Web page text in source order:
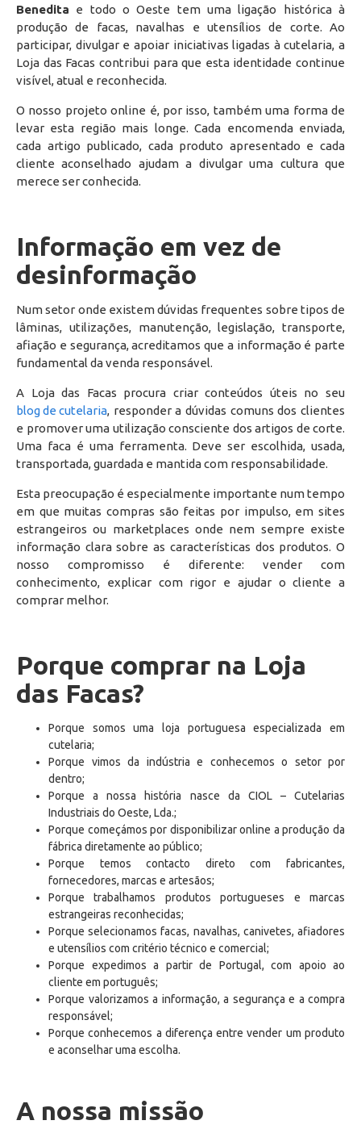
Benedita e todo o Oeste tem uma ligação histórica à
produção de facas, navalhas e utensílios de corte. Ao
participar, divulgar e apoiar iniciativas ligadas à cutelaria, a
Loja das Facas contribui para que esta identidade continue
visível, atual e reconhecida.
O nosso projeto online é, por isso, também uma forma de
levar esta região mais longe. Cada encomenda enviada,
cada artigo publicado, cada produto apresentado e cada
cliente aconselhado ajudam a divulgar uma cultura que
merece ser conhecida.
Informação em vez de
desinformação
Num setor onde existem dúvidas frequentes sobre tipos de
lâminas, utilizações, manutenção, legislação, transporte,
afiação e segurança, acreditamos que a informação é parte
fundamental da venda responsável.
A Loja das Facas procura criar conteúdos úteis no seu
blog de cutelaria, responder a dúvidas comuns dos clientes
e promover uma utilização consciente dos artigos de corte.
Uma faca é uma ferramenta. Deve ser escolhida, usada,
transportada, guardada e mantida com responsabilidade.
Esta preocupação é especialmente importante num tempo
em que muitas compras são feitas por impulso, em sites
estrangeiros ou marketplaces onde nem sempre existe
informação clara sobre as características dos produtos. O
nosso compromisso é diferente: vender com
conhecimento, explicar com rigor e ajudar o cliente a
comprar melhor.
Porque comprar na Loja
das Facas?
Porque somos uma loja portuguesa especializada em
cutelaria;
Porque vimos da indústria e conhecemos o setor por
dentro;
Porque a nossa história nasce da CIOL – Cutelarias
Industriais do Oeste, Lda.;
Porque começámos por disponibilizar online a produção da
fábrica diretamente ao público;
Porque temos contacto direto com fabricantes,
fornecedores, marcas e artesãos;
Porque trabalhamos produtos portugueses e marcas
estrangeiras reconhecidas;
Porque selecionamos facas, navalhas, canivetes, afiadores
e utensílios com critério técnico e comercial;
Porque expedimos a partir de Portugal, com apoio ao
cliente em português;
Porque valorizamos a informação, a segurança e a compra
responsável;
Porque conhecemos a diferença entre vender um produto
e aconselhar uma escolha.
A nossa missão